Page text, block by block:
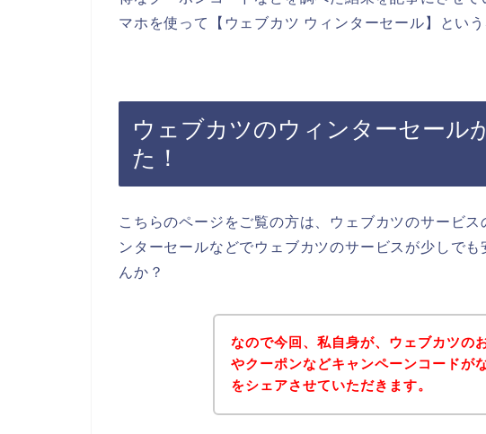
マホを使って【ウェブカツ ウィンターセール】とい
ウェブカツのウィンターセール
た！
こちらのページをご覧の方は、ウェブカツのサービ
ンターセールなどでウェブカツのサービスが少しで
んか？
なので今回、私自身が、ウェブカツの
やクーポンなどキャンペーンコードが
をシェアさせていただきます。